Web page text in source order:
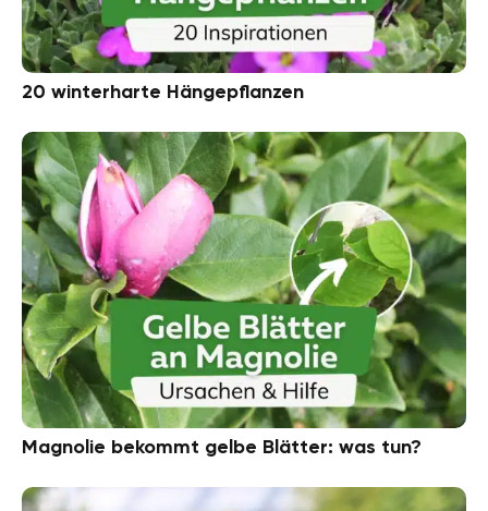
20 winterharte Hängepflanzen
Magnolie bekommt gelbe Blätter: was tun?